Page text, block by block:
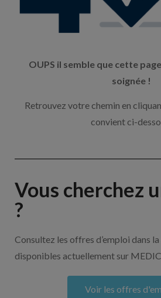
OUPS il semble que cette
soignée !
Retrouvez votre chemin en
convient ci-
Vous cherchez
?
Consultez les offres d’emploi dans
disponibles actuellement sur
Voir les offres